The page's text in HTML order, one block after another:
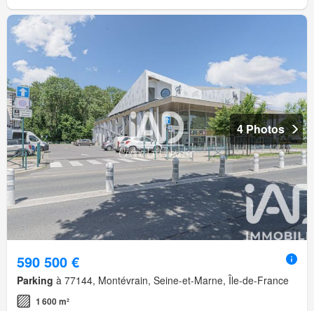
4 Photos
590 500 €
Parking à 77144, Montévrain, Seine-et-Marne, Île-de-France
1 600 m²